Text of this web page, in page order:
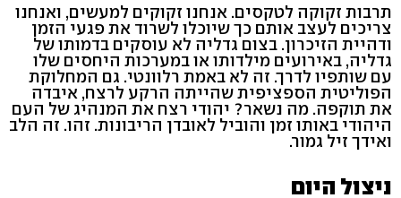
תרבות זקוקה לטקסים. אנחנו זקוקים למעשים, ואנחנו
צריכים לעצב אותם כך שיוכלו לשרוד את פגעי הזמן
ודהיית הזיכרון. בצום גדליה לא עוסקים בדמותו של
גדליה, באירועים מילדותו או במערכות היחסים שלו
עם שותפיו לדרך. זה לא באמת רלוונטי. גם המחלוקת
הפוליטית הספציפית שהייתה הרקע לרצח, איבדה
את תוקפה. מה נשאר? יהודי רצח את המנהיג של העם
היהודי באותו זמן והוביל לאובדן הריבונות. זהו. זה הלב
ואידך זיל גמור.
ניצול היום